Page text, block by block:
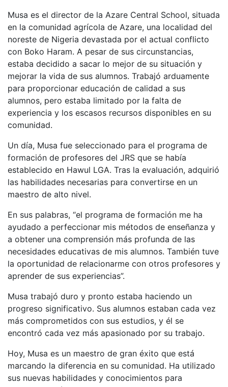
Musa es el director de la Azare Central School, situada
en la comunidad agrícola de Azare, una localidad del
noreste de Nigeria devastada por el actual conflicto
con Boko Haram. A pesar de sus circunstancias,
estaba decidido a sacar lo mejor de su situación y
mejorar la vida de sus alumnos. Trabajó arduamente
para proporcionar educación de calidad a sus
alumnos, pero estaba limitado por la falta de
experiencia y los escasos recursos disponibles en su
comunidad.
Un día, Musa fue seleccionado para el programa de
formación de profesores del JRS que se había
establecido en Hawul LGA. Tras la evaluación, adquirió
las habilidades necesarias para convertirse en un
maestro de alto nivel.
En sus palabras, “el programa de formación me ha
ayudado a perfeccionar mis métodos de enseñanza y
a obtener una comprensión más profunda de las
necesidades educativas de mis alumnos. También tuve
la oportunidad de relacionarme con otros profesores y
aprender de sus experiencias”.
Musa trabajó duro y pronto estaba haciendo un
progreso significativo. Sus alumnos estaban cada vez
más comprometidos con sus estudios, y él se
encontró cada vez más apasionado por su trabajo.
Hoy, Musa es un maestro de gran éxito que está
marcando la diferencia en su comunidad. Ha utilizado
sus nuevas habilidades y conocimientos para